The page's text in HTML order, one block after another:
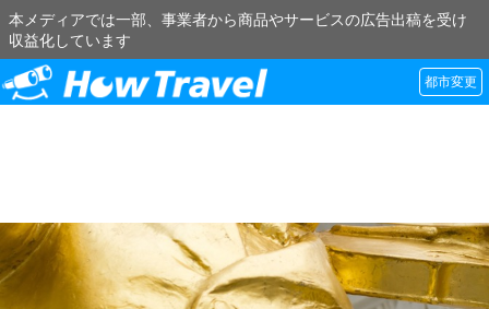
本メディアでは一部、事業者から商品やサービスの広告出稿を受け
収益化しています
都市変更